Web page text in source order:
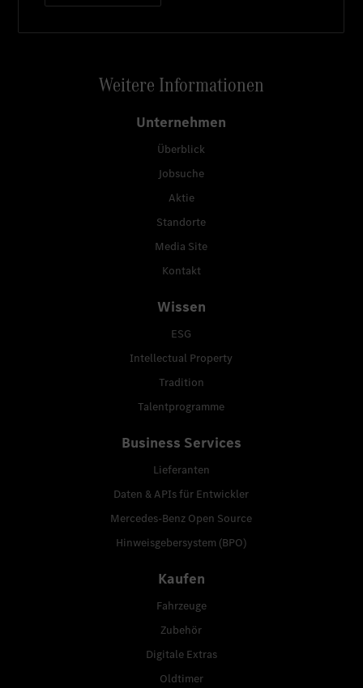
Weitere Informationen
Unternehmen
Überblick
Jobsuche
Aktie
Standorte
Media Site
Kontakt
Wissen
ESG
Intellectual Property
Tradition
Talentprogramme
Business Services
Lieferanten
Daten & APIs für Entwickler
Mercedes-Benz Open Source
Hinweisgebersystem (BPO)
Kaufen
Fahrzeuge
Zubehör
Digitale Extras
Oldtimer